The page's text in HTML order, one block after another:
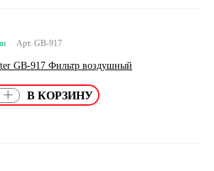
Арт. GB-917
GB-917 Фильтр воздушный
+